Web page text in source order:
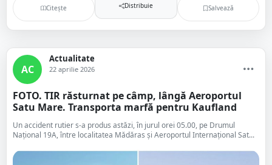
Citește Distribuie Salvează
AC
Actualitate
22 aprilie 2026
FOTO. TIR răsturnat pe câmp, lângă Aeroportul
Satu Mare. Transporta marfă pentru Kaufland
Un accident rutier s-a produs astăzi, în jurul orei 05.00, pe Drumul
Național 19A, între localitatea Mădăras și Aeroportul Internațional Sat...